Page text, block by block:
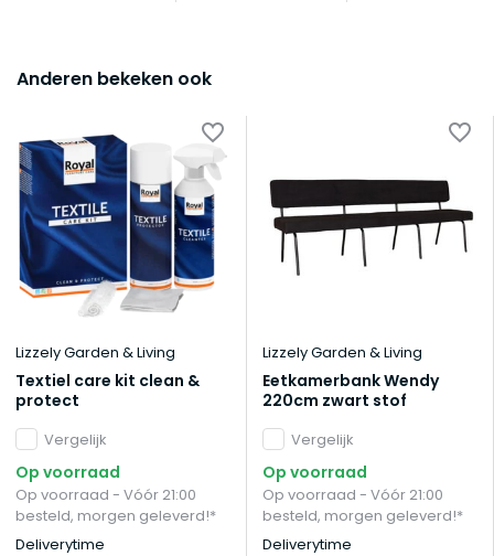
Anderen bekeken ook
Lizzely Garden & Living
Textiel care kit clean &
protect
Vergelijk
Op voorraad
Op voorraad - Vóór 21:00
besteld, morgen geleverd!*
Deliverytime
Lizzely Garden & Living
Eetkamerbank Wendy
220cm zwart stof
Vergelijk
Op voorraad
Op voorraad - Vóór 21:00
besteld, morgen geleverd!*
Deliverytime